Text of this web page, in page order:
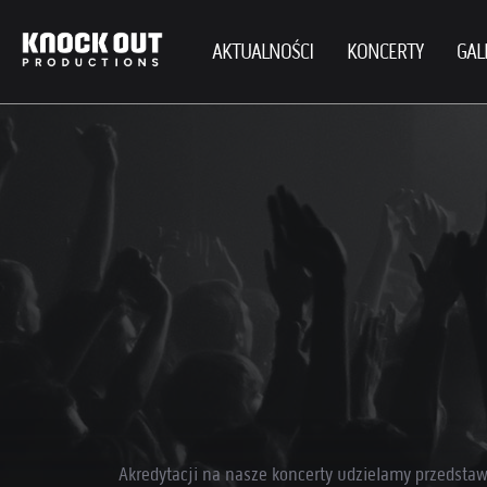
AKTUALNOŚCI KONCERTY
Akredytacji na nasze koncerty udzielamy